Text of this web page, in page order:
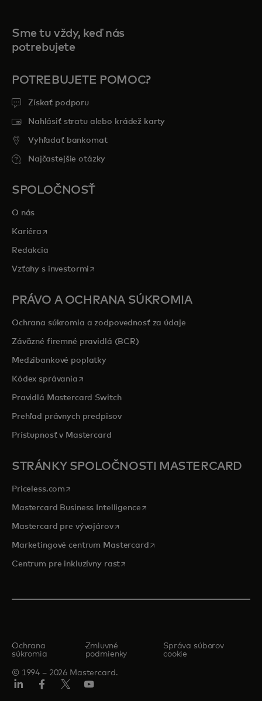
Sme tu vždy, keď nás
potrebujete
POTREBUJETE POMOC?
Získať podporu
Nahlásiť stratu alebo krádež karty
Vyhľadať bankomat
Najčastejšie otázky
SPOLOČNOSŤ
O nás
Kariéra opens in a new tab
Redakcia
Vzťahy s investormi opens in a new tab
PRÁVO A OCHRANA SÚKROMIA
Ochrana súkromia a zodpovednosť za údaje
Záväzné firemné pravidlá (BCR)
Medzibankové poplatky
Kódex správaniaopens in a new tab
Pravidlá Mastercard Switch
Prehľad právnych predpisov
Prístupnosť v Mastercard
STRÁNKY SPOLOČNOSTI MASTERCARD
Priceless.com opens in a new tab
Mastercard Business Intelligenceopens in a new tab
Mastercard pre vývojárovopens in a new tab
Marketingové centrum Mastercardopens in a new tab
Centrum pre inkluzívny rastopens in a new tab
© 1994 – 2026 Mastercard.
Ochrana
súkromia
Zmluvné
podmienky
Správa súborov
cookie